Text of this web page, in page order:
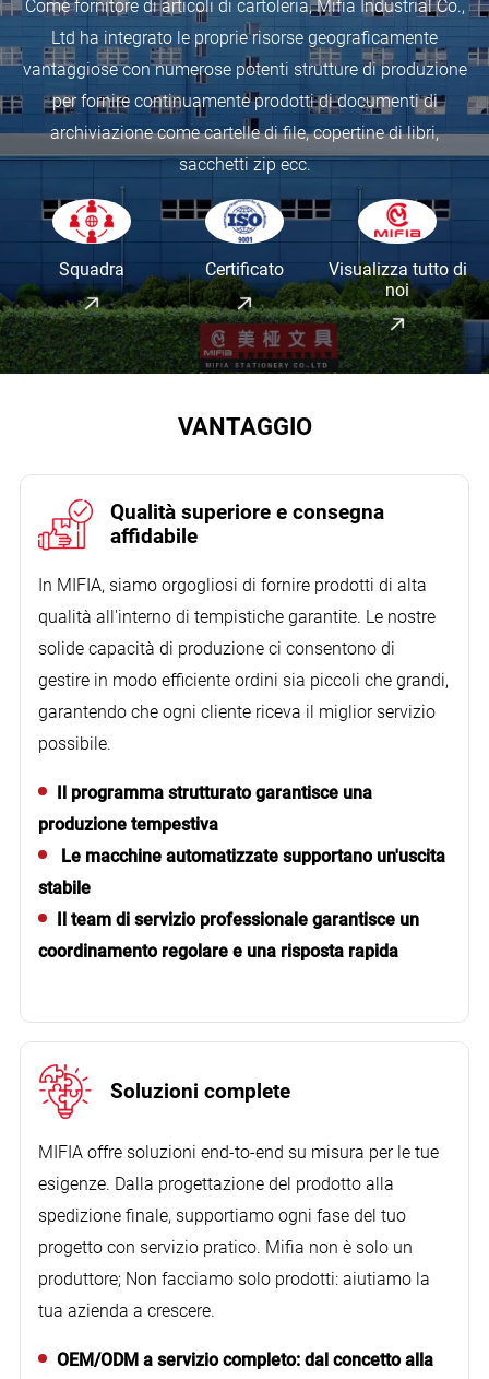
Comunicazione molto fluida
Rapporti ad alta valutazione che abbiamo
costruito nel corso degli anni
La qualità era estrema buona, in modo che il
Al cliente ha apprezzato molto la nostra qualità
e le vendite stavano andando molto bene.
Il cliente era molto soddisfatto del nostro lavoro;
I prodotti sembrano fantastici!
Il cliente è molto lieto di lavorare con il nostro
Il cliente avrebbe acquistato da noi solo a causa
Il servizio di Mifia è sempre in tempo.
Come fornitore di articoli di cartoleria, Mifia Industrial Co.,
Ltd ha integrato le proprie risorse geograficamente
vantaggiose con numerose potenti strutture di produzione
per fornire continuamente prodotti di documenti di
archiviazione come cartelle di file, copertine di libri,
sacchetti zip ecc.
Squadra Certificato
Visualizza tutto di
noi
VANTAGGIO
Qualità superiore e consegna
affidabile
In MIFIA, siamo orgogliosi di fornire prodotti di alta
qualità all'interno di tempistiche garantite. Le nostre
solide capacità di produzione ci consentono di
gestire in modo efficiente ordini sia piccoli che grandi,
garantendo che ogni cliente riceva il miglior servizio
possibile.
Il programma strutturato garantisce una
produzione tempestiva
Le macchine automatizzate supportano un'uscita
stabile
Il team di servizio professionale garantisce un
coordinamento regolare e una risposta rapida
Soluzioni complete
MIFIA offre soluzioni end-to-end su misura per le tue
esigenze. Dalla progettazione del prodotto alla
spedizione finale, supportiamo ogni fase del tuo
progetto con servizio pratico. Mifia non è solo un
produttore; Non facciamo solo prodotti: aiutiamo la
tua azienda a crescere.
OEM/ODM a servizio completo: dal concetto alla